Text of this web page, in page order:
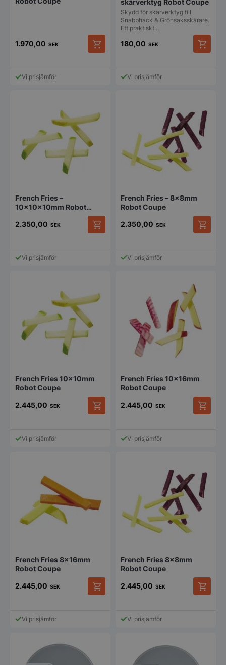
1.970,00 SEK
Vi prisjämför
Skydd för skärverktyg till
Snabbhack & Grönsaksskärare.
Ett praktiskt…
180,00 SEK
Vi prisjämför
French Fries –
10x10x10mm Robot
2.350,00 SEK
Vi prisjämför
French Fries – 8x8mm
Robot Coupe
2.350,00 SEK
Vi prisjämför
French Fries 10x10mm
Robot Coupe
2.445,00 SEK
Vi prisjämför
French Fries 10x16mm
Robot Coupe
2.445,00 SEK
Vi prisjämför
French Fries 8x16mm
Robot Coupe
2.445,00 SEK
Vi prisjämför
French Fries 8x8mm
Robot Coupe
2.445,00 SEK
Vi prisjämför